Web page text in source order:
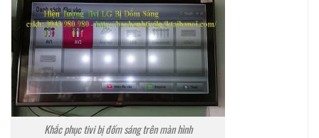
Khắc phục tivi bị đốm sáng trên màn hình